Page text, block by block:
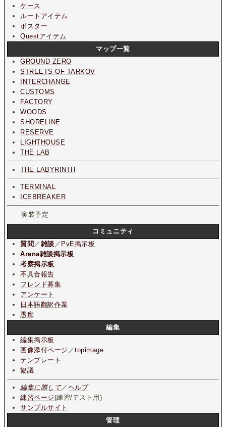
ケース
ルートアイテム
ポスター
Questアイテム
マップ一覧
GROUND ZERO
STREETS OF TARKOV
INTERCHANGE
CUSTOMS
FACTORY
WOODS
SHORELINE
RESERVE
LIGHTHOUSE
THE LAB
THE LABYRINTH
TERMINAL
ICEBREAKER
実装予定
コミュニティ
質問 ／ 雑談 ／ PvE掲示板
Arena雑談掲示板
考察掲示板
不具合報告
フレンド募集
アンケート
日本語翻訳作業
愚痴
編集
編集掲示板
画像添付ページ ／topimage
テンプレート
協議
編集に際して／ ヘルプ
練習ページ(練習/テスト用)
サンプルサイト
管理